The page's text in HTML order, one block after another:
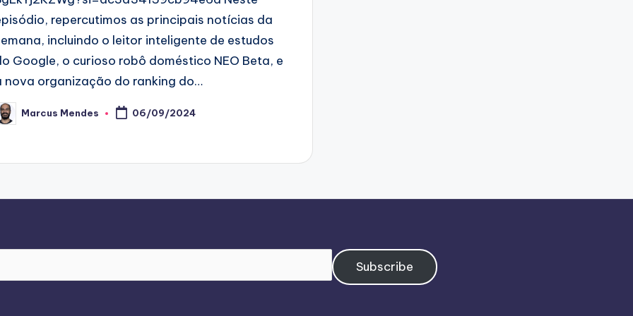
repercutimos as principais notícias da
incluindo o leitor inteligente de estudos
Google, o curioso robô doméstico NEO Beta, e
nova organização do ranking do…
Marcus Mendes 06/09/2024
Subscribe